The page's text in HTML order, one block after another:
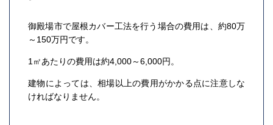
御殿場市で屋根カバー工法を行う場合の費用は、約80万
～150万円です。
1㎡あたりの費用は約4,000～6,000円。
建物によっては、相場以上の費用がかかる点に注意しな
ければなりません。